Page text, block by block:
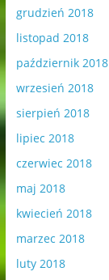
grudzień 2018
listopad 2018
październik 2018
wrzesień 2018
sierpień 2018
lipiec 2018
czerwiec 2018
maj 2018
kwiecień 2018
marzec 2018
luty 2018